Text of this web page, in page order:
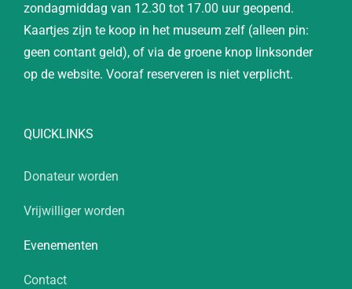
zondagmiddag van 12.30 tot 17.00 uur geopend.
Kaartjes zijn te koop in het museum zelf (alleen pin:
geen contant geld), of via de groene knop linksonder
op de website. Vooraf reserveren is niet verplicht.
QUICKLINKS
Donateur worden
Vrijwilliger worden
Evenementen
Contact